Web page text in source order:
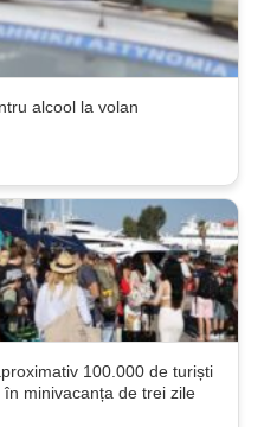
alcool la volan
100.000 de turiști
minivacanța de trei zile